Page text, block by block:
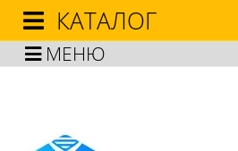
МЕНЮ
КАТАЛОГ